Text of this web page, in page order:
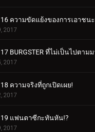
ความขัดแย้งของการเอาชน
2017
BURGSTER ที่ไม่เป็นไปตาม
2017
ความจริงที่ถูกเปิดเผย!
2017
แฟนตาซีกะทันหัน!?
2017